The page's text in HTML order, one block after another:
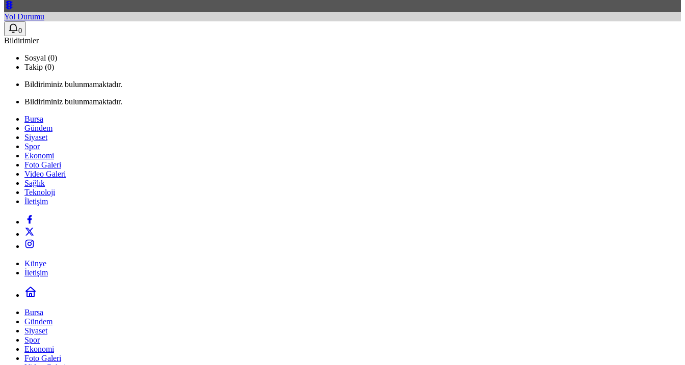
Yol Durumu
0
Bildirimler
Sosyal (0)
Takip (0)
Bildiriminiz bulunmamaktadır.
Bildiriminiz bulunmamaktadır.
Bursa
Gündem
Siyaset
Spor
Ekonomi
Foto Galeri
Video Galeri
Sağlık
Teknoloji
İletişim
Künye
İletişim
Bursa
Gündem
Siyaset
Spor
Ekonomi
Foto Galeri